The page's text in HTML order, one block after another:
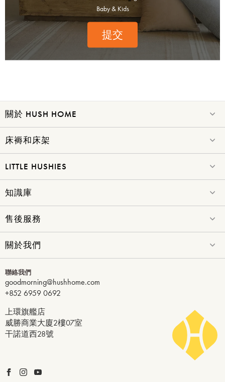
Baby & Kids
提交
關於 HUSH HOME
床褥和床架
LITTLE HUSHIES
知識庫
售後服務
關於我們
聯絡我們
goodmorning@hushhome.com
+852 6959 0692
上環旗艦店
威勝商業大廈2樓07室
干諾道西28號
賞你床褥&床架$1000優
惠!